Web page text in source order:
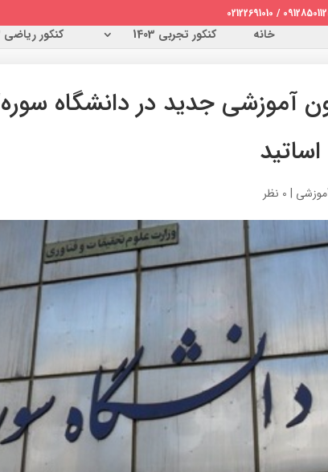
خانه کنکور تجربی 1403 کنکور ریاضی 1403
آموزشی جدید در دانشگاه
| 0 نظر